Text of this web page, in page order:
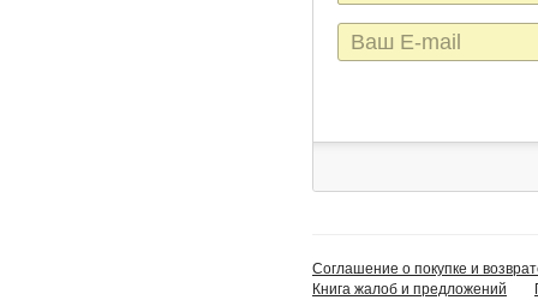
E-
mail
Соглашение о покупке и
Книга жалоб и предложений